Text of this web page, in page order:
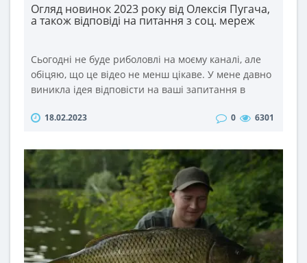
Огляд новинок 2023 року від Олексія Пугача,
а також відповіді на питання з соц. мереж
Сьогодні не буде риболовлі на моєму каналі, але
обіцяю, що це відео не менш цікаве. У мене давно
виникла ідея відповісти на ваші запитання в
дуже багато під кожним відео та в соц. мережах.
відео. ..
18.02.2023 0 6301